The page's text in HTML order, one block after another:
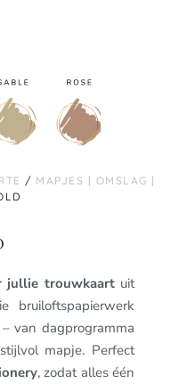
/ MAPJES | OMSLAG |
jullie trouwkaartuit
bruiloftspapierwerk
van dagprogramma
mapje. Perfect
, zodat alles één